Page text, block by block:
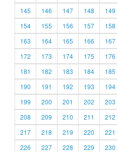
145
146 147 148 149
154
155 156 157 158
163
164 165 166 167
172
173 174 175 176
181
182 183 184 185
190
191 192 193 194
199
200 201 202 203
208
209 210 211 212
217
218 219 220 221
226
227 228 229 230